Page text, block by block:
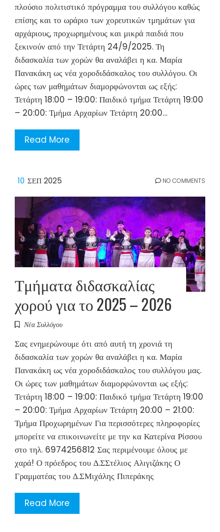
πλούσιο πολιτιστικό πρόγραμμα του συλλόγου καθώς
επίσης και το ωράριο των χορευτικών τμημάτων για
αρχάριους, προχωρημένους και μικρά παιδιά που
ξεκινούν από την Τετάρτη 24/9/2025. Τη
διδασκαλία των χορών θα αναλάβει η κα. Μαρία
Πανακάκη ως νέα χοροδιδάσκαλος του συλλόγου. Οι
ώρες των μαθημάτων διαμορφώνονται ως εξής:
Τετάρτη 18:00 – 19:00: Παιδικό τμήμα Τετάρτη 19:00
– 20:00: Τμήμα Αρχαρίων Τετάρτη 20:00…
Read More
10 ΣΕΠ 2025 NO COMMENTS
Τμήματα διδασκαλίας
χορού για το 2025 – 2026
Νέα Συλλόγου
Σας ενημερώνουμε ότι από αυτή τη χρονιά τη
διδασκαλία των χορών θα αναλάβει η κα. Μαρία
Πανακάκη ως νέα χοροδιδάσκαλος του συλλόγου μας.
Οι ώρες των μαθημάτων διαμορφώνονται ως εξής:
Τετάρτη 18:00 – 19:00: Παιδικό τμήμα Τετάρτη 19:00
– 20:00: Τμήμα Αρχαρίων Τετάρτη 20:00 – 21:00:
Τμήμα Προχωρημένων Για περισσότερες πληροφορίες
μπορείτε να επικοινωνείτε με την κα Κατερίνα Ρίσσου
στο τηλ. 6974256812 Σας περιμένουμε όλους με
χαρά! Ο πρόεδρος του Δ.ΣΣτέλιος Αλιγιζάκης Ο
Γραμματέας του Δ.ΣΜιχάλης Πιπεράκης
Read More